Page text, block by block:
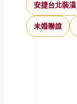
安捷台北裝潢
未婚聯誼